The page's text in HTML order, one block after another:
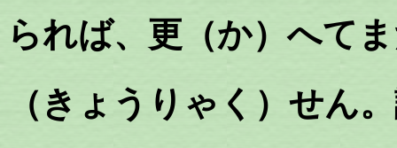
られば、更（か）へて
（きょうりゃく）せん